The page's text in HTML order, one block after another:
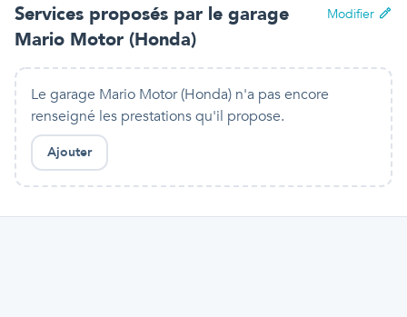
Services proposés par le garage
Mario Motor (Honda)
Modifier
Le garage Mario Motor (Honda) n'a pas encore
renseigné les prestations qu'il propose.
Ajouter